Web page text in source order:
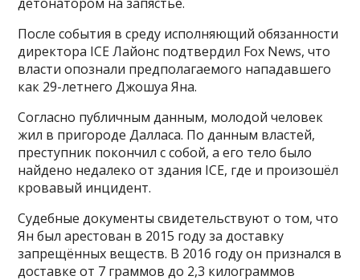
После события в среду исполняющий обязанности
директора ICE Лайонс подтвердил Fox News, что
власти опознали предполагаемого нападавшего
как 29-летнего Джошуа Яна.
Согласно публичным данным, молодой человек
жил в пригороде Далласа. По данным властей,
преступник покончил с собой, а его тело было
найдено недалеко от здания ICE, где и произошёл
кровавый инцидент.
Судебные документы свидетельствуют о том, что
Ян был арестован в 2015 году за доставку
запрещённых веществ. В 2016 году он признался в
доставке от 7 граммов до 2,3 килограммов